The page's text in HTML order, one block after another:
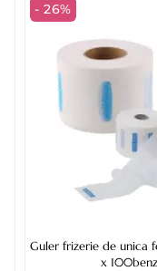
- 26%
Guler frizerie de unica
x